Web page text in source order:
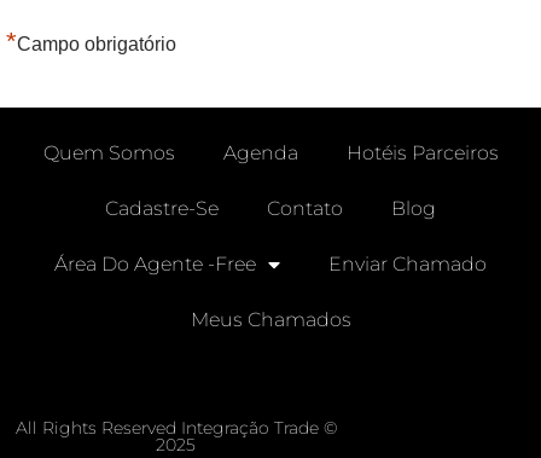
*Campo obrigatório
Quem Somos Agenda Hotéis Parceiros
Cadastre-Se Contato Blog
Área Do Agente -free Enviar Chamado
Meus Chamados
All Rights Reserved Integração Trade ©
2025